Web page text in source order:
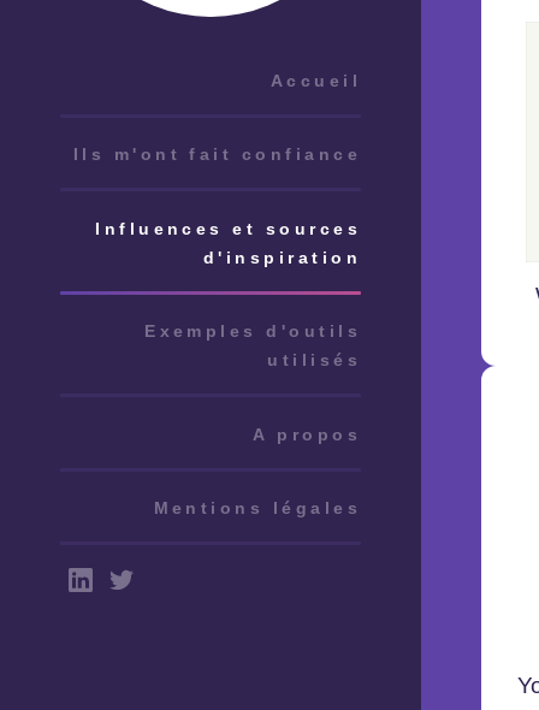
Accueil
Ils m'ont fait confiance
Influences et sources
d'inspiration
Exemples d'outils
utilisés
A propos
Mentions légales